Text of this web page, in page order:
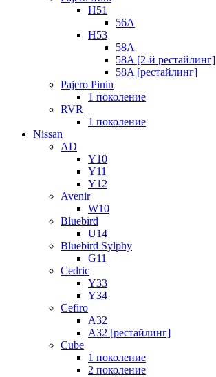
H51
56A
H53
58A
58A [2-й рестайлинг]
58A [рестайлинг]
Pajero Pinin
1 поколение
RVR
1 поколение
Nissan
AD
Y10
Y11
Y12
Avenir
W10
Bluebird
U14
Bluebird Sylphy
G11
Cedric
Y33
Y34
Cefiro
A32
A32 [рестайлинг]
Cube
1 поколение
2 поколение